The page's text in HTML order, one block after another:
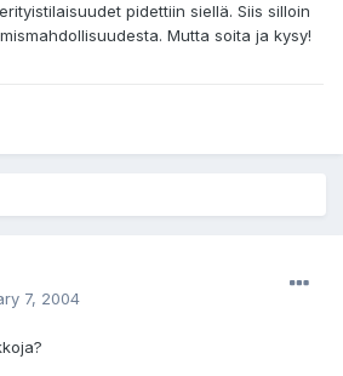
pidettiin siellä. Siis silloin
Mutta soita ja kysy!
7, 2004